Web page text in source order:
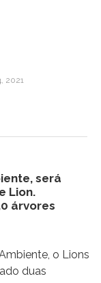
2021
será
Lion.
árvores
o Lions
duas